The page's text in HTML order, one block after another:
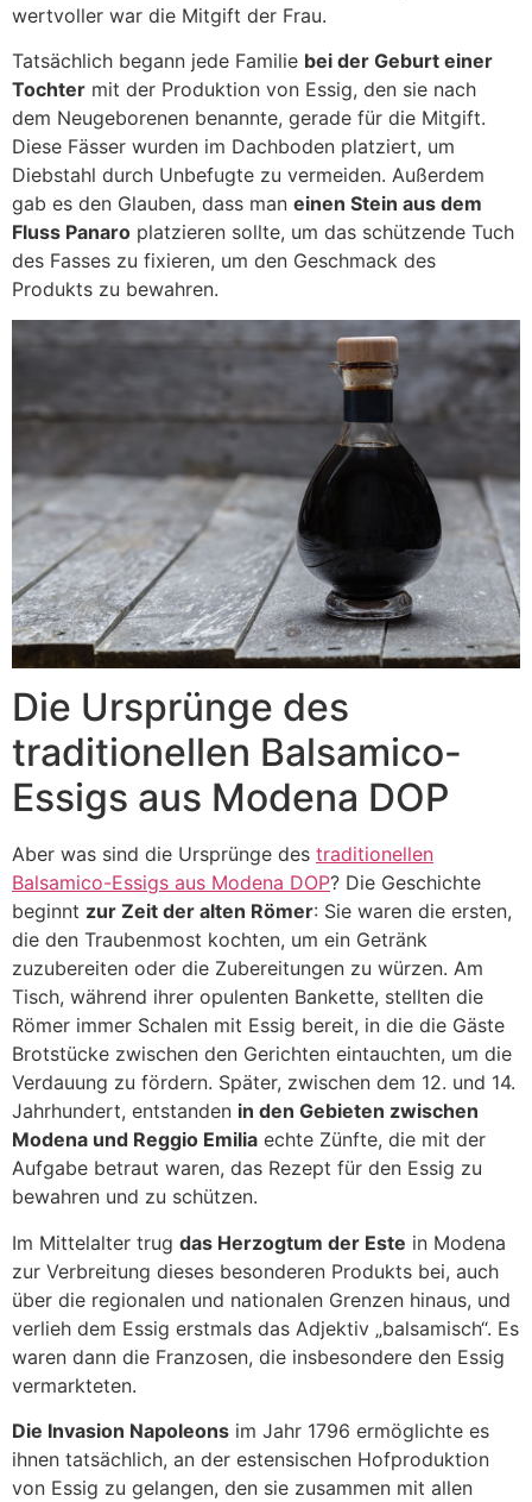
wertvoller war die Mitgift der Frau.
Tatsächlich begann jede Familie bei der Geburt einer
Tochter mit der Produktion von Essig, den sie nach
dem Neugeborenen benannte, gerade für die Mitgift.
Diese Fässer wurden im Dachboden platziert, um
Diebstahl durch Unbefugte zu vermeiden. Außerdem
gab es den Glauben, dass man einen Stein aus dem
Fluss Panaro platzieren sollte, um das schützende Tuch
des Fasses zu fixieren, um den Geschmack des
Produkts zu bewahren.
Die Ursprünge des
traditionellen Balsamico-
Essigs aus Modena DOP
Aber was sind die Ursprünge des traditionellen
Balsamico-Essigs aus Modena DOP? Die Geschichte
beginnt zur Zeit der alten Römer: Sie waren die ersten,
die den Traubenmost kochten, um ein Getränk
zuzubereiten oder die Zubereitungen zu würzen. Am
Tisch, während ihrer opulenten Bankette, stellten die
Römer immer Schalen mit Essig bereit, in die die Gäste
Brotstücke zwischen den Gerichten eintauchten, um die
Verdauung zu fördern. Später, zwischen dem 12. und 14.
Jahrhundert, entstanden in den Gebieten zwischen
Modena und Reggio Emilia echte Zünfte, die mit der
Aufgabe betraut waren, das Rezept für den Essig zu
bewahren und zu schützen.
Im Mittelalter trug das Herzogtum der Este in Modena
zur Verbreitung dieses besonderen Produkts bei, auch
über die regionalen und nationalen Grenzen hinaus, und
verlieh dem Essig erstmals das Adjektiv „balsamisch“. Es
waren dann die Franzosen, die insbesondere den Essig
vermarkteten.
Die Invasion Napoleons im Jahr 1796 ermöglichte es
ihnen tatsächlich, an der estensischen Hofproduktion
von Essig zu gelangen, den sie zusammen mit allen